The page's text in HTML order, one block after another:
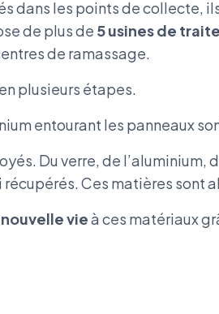
dans les points de collecte,
de plus de 5 usines de
de ramassage.
plusieurs étapes.
entourant les panneaux
Du verre, de
Ces matières sont
vieà ces matériaux